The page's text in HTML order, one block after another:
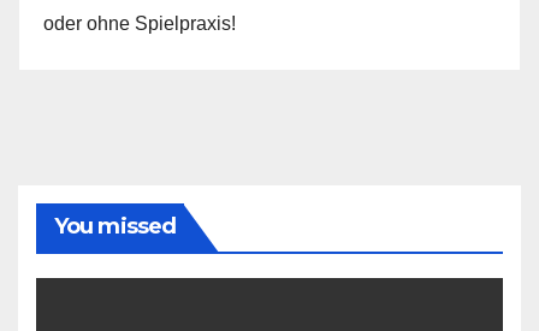
oder ohne Spielpraxis!
You missed